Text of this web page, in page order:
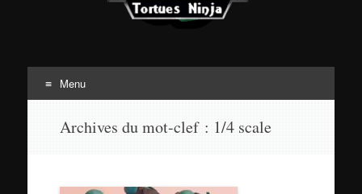
Tortuepédia
Menu
Archives du mot-clef : 1/4 scale